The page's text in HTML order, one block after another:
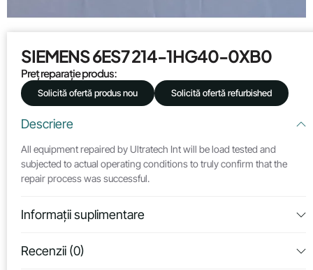
SIEMENS 6ES7 214-1HG40-0XB0
Preț reparație produs:
Solicită ofertă produs nou Solicită ofertă refurbished
Descriere
All equipment repaired by Ultratech Int will be load tested and
subjected to actual operating conditions to truly confirm that the
repair process was successful.
Informații suplimentare
Recenzii (0)